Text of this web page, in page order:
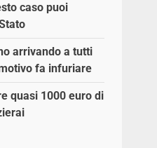
caso puoi
arrivando a tutti
fa infuriare
quasi 1000 euro di